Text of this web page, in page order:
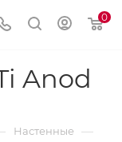
0
Anod
Настенные —